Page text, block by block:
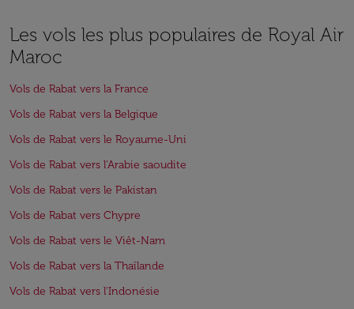
Les vols les plus populaires de Royal Air
Maroc
Vols de Rabat vers la France
Vols de Rabat vers la Belgique
Vols de Rabat vers le Royaume-Uni
Vols de Rabat vers l'Arabie saoudite
Vols de Rabat vers le Pakistan
Vols de Rabat vers Chypre
Vols de Rabat vers le Viêt-Nam
Vols de Rabat vers la Thaïlande
Vols de Rabat vers l'Indonésie